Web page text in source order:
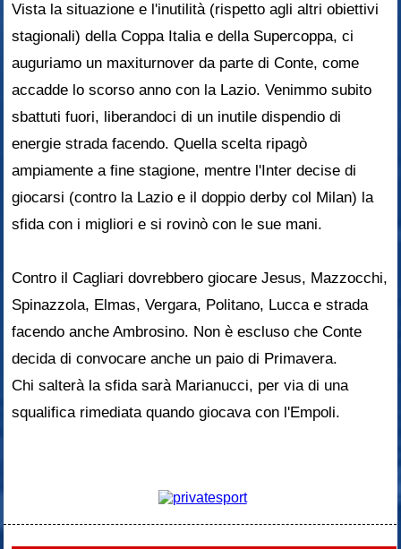
Vista la situazione e l'inutilità (rispetto agli altri obiettivi
stagionali) della Coppa Italia e della Supercoppa, ci
auguriamo un maxiturnover da parte di Conte, come
accadde lo scorso anno con la Lazio. Venimmo subito
sbattuti fuori, liberandoci di un inutile dispendio di
energie strada facendo. Quella scelta ripagò
ampiamente a fine stagione, mentre l'Inter decise di
giocarsi (contro la Lazio e il doppio derby col Milan) la
sfida con i migliori e si rovinò con le sue mani.
Contro il Cagliari dovrebbero giocare Jesus, Mazzocchi,
Spinazzola, Elmas, Vergara, Politano, Lucca e strada
facendo anche Ambrosino. Non è escluso che Conte
decida di convocare anche un paio di Primavera.
Chi salterà la sfida sarà Marianucci, per via di una
squalifica rimediata quando giocava con l'Empoli.